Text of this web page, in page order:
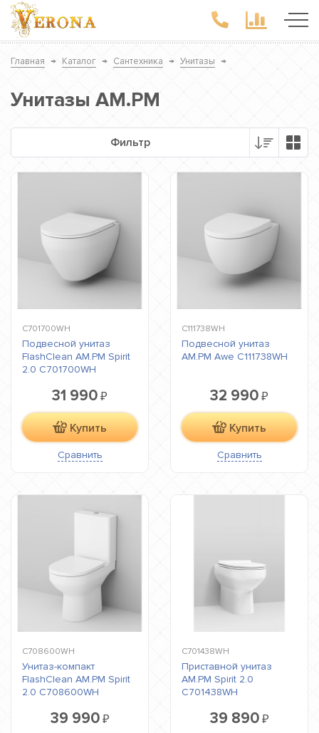
Главная → Каталог → Сантехника → Унитазы →
Унитазы AM.PM
Фильтр
C701700WH
Подвесной унитаз
FlashClean AM.PM Spirit
2.0 C701700WH
31 990 ₽
Купить
Сравнить
C111738WH
Подвесной унитаз
AM.PM Awe C111738WH
32 990 ₽
Купить
Сравнить
C708600WH
Унитаз-компакт
FlashClean AM.PM Spirit
2.0 C708600WH
39 990₽
C701438WH
Приставной унитаз
AM.PM Spirit 2.0
C701438WH
39 890₽